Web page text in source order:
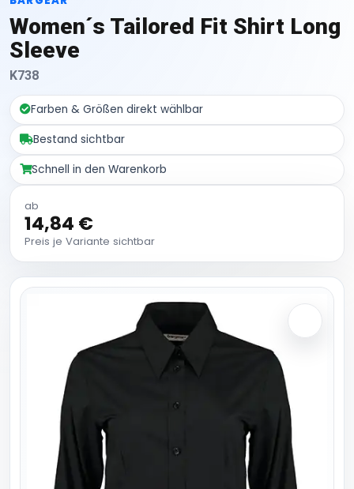
Women´s Tailored Fit Shirt Long
Sleeve
K738
Farben & Größen direkt wählbar
Bestand sichtbar
Schnell in den Warenkorb
ab
14,84 €
Preis je Variante sichtbar